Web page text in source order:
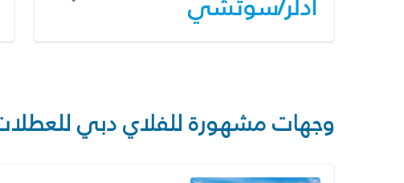
وجهات مشهورة للفلاي دبي